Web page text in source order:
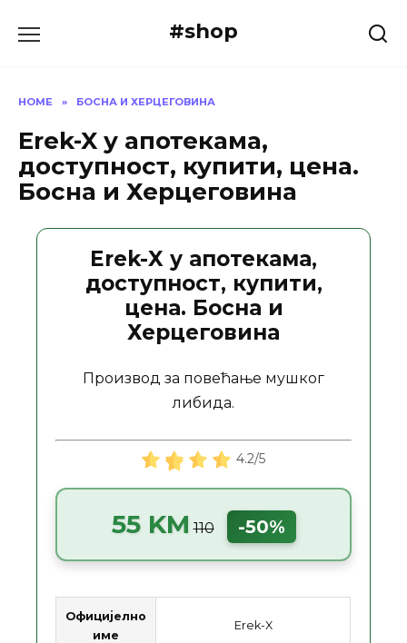
#shop
HOME » БОСНА И ХЕРЦЕГОВИНА
Erek-X у апотекама,
доступност, купити, цена.
Босна и Херцеговина
Erek-X у апотекама,
доступност, купити,
цена. Босна и
Херцеговина
Производ за повећање мушког
либида.
4.2/5
55 KM 110 -50%
Официјелно
име
Erek-X